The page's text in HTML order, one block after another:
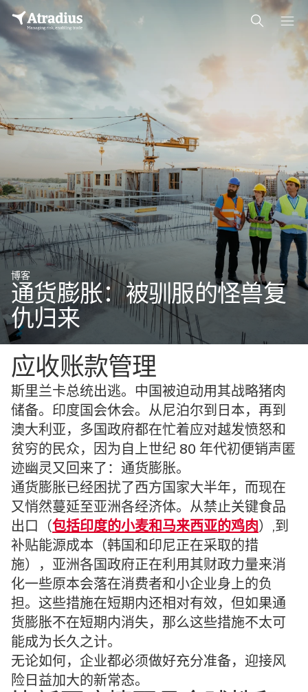
博客
通货膨胀：被驯服的怪兽复
仇归来
应收账款管理
斯里兰卡总统出逃。中国被迫动用其战略猪肉
储备。印度国会休会。从尼泊尔到日本，再到
澳大利亚，多国政府都在忙着应对越发愤怒和
贫穷的民众，因为自上世纪 80 年代初便销声匿
迹幽灵又回来了：通货膨胀。
通货膨胀已经困扰了西方国家大半年，而现在
又悄然蔓延至亚洲各经济体。从禁止关键食品
出口（包括印度的小麦和马来西亚的鸡肉）,到
补贴能源成本（韩国和印尼正在采取的措
施），亚洲各国政府正在利用其财政力量来消
化一些原本会落在消费者和小企业身上的负
担。这些措施在短期内还相对有效，但如果通
货膨胀不在短期内消失，那么这些措施不太可
能成为长久之计。
无论如何，企业都必须做好充分准备，迎接风
险日益加大的新常态。